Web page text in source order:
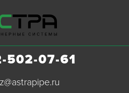
502-07-61